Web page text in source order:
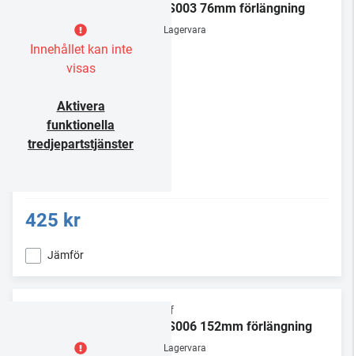
Innehållet kan inte
visas
Aktivera
funktionella
tredjepartstjänster
CMS003 76mm förlängning
Lagervara
425 kr
Jämför
Chief
CMS006 152mm förlängning
Lagervara